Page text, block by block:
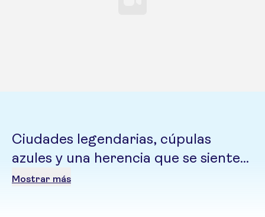
Ciudades legendarias, cúpulas
azules y una herencia que se siente
en cada rincón. Un país que
Mostrar más